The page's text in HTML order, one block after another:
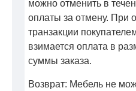
можно отменить в
оплаты за отмену. При
транзакции
взимается оплата в
суммы заказа.
Возврат: Мебель не